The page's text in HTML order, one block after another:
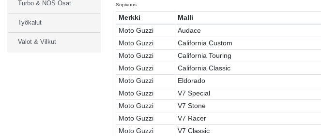
Sopivuus
Merkki Malli
Moto Guzzi
Audace
Moto Guzzi
California Custom
Moto Guzzi
California Touring
Moto Guzzi
California Classic
Moto Guzzi
Eldorado
Moto Guzzi
V7 Special
Moto Guzzi
V7 Stone
Moto Guzzi
V7 Racer
Moto Guzzi
V7 Classic
Turbo & NOS Osat
Työkalut
Valot & Vilkut